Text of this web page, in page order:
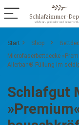
Start Shop
Microfaserbettdecke
Allerban® Füllung im
Schlafgut